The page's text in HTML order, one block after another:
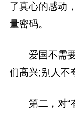
了真心的感动
量密码。
爱国不需
们高兴;别人不
第二，对“